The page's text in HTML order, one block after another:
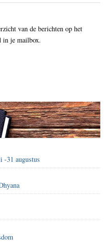
van de berichten op het
in je mailbox.
-31 augustus